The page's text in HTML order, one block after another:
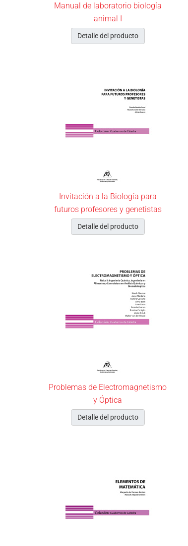
Manual de laboratorio biología
animal I
Detalle del producto
Invitación a la Biología para
futuros profesores y genetistas
Detalle del producto
Problemas de Electromagnetismo
y Óptica
Detalle del producto